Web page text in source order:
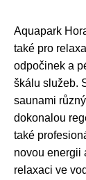
Aquapark
také pro
odpočinek a
škálu služeb.
saunami
dokonalou
také
novou energii
relaxaci ve